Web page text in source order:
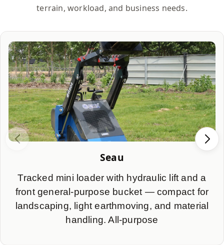
terrain, workload, and business needs.
Seau
Tracked mini loader with hydraulic lift and a
front general-purpose bucket — compact for
landscaping, light earthmoving, and material
handling. All-purpose